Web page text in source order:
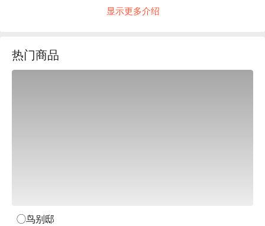
显示更多介绍
热门商品
◯鸟别邸